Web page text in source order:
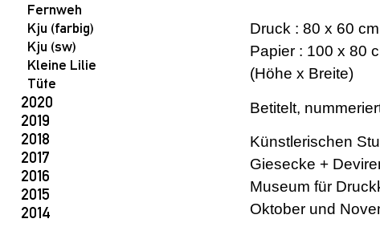
Fernweh
Kju (farbig)
Kju (sw)
Kleine Lilie
Tüte
2020
2019
2018
2017
2016
2015
2014
Druck : 80 x 60 cm
Papier : 100 x 80
(Höhe x Breite)
Betitelt,
Künstlerischen
Giesecke +
Museum für
Oktober und